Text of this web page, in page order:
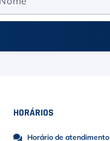
HORÁRIOS
Horário de atendimento